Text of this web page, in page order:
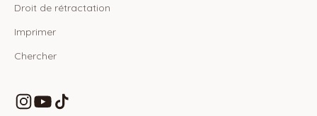
Droit de rétractation
Imprimer
Chercher